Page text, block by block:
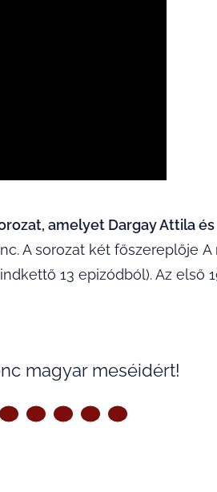
amelyet Dargay Attila és
A sorozat két főszereplője
13 epizódból). Az első
magyar meséidért!